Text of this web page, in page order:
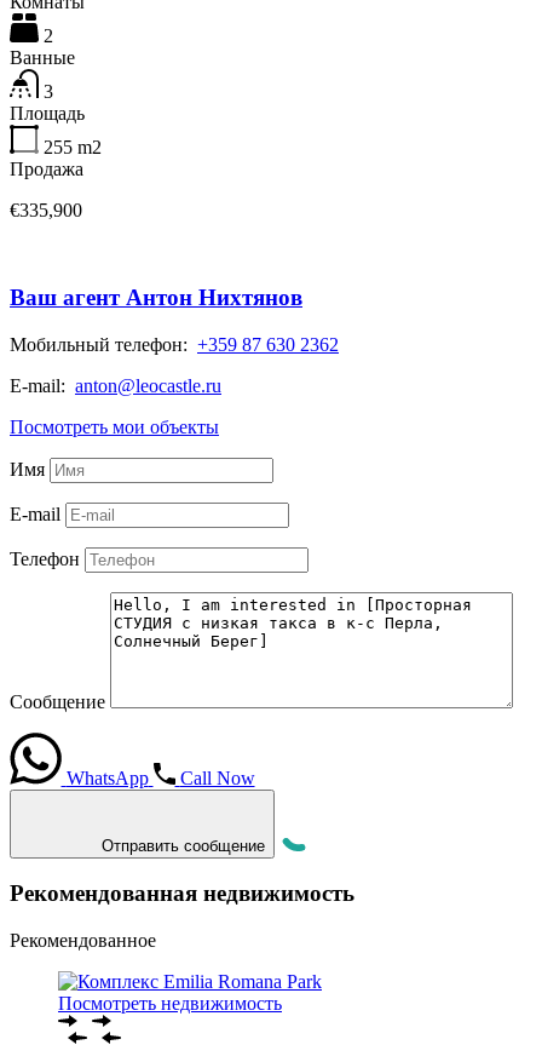
2
Ванные
3
Площадь
255 m2
Продажа
€335,900
Ваш агент Антон Нихтянов
Мобильный телефон: +359 87 630 2362
E-mail: anton@leocastle.ru
Посмотреть мои объекты
Имя
E-mail
Телефон
Сообщение
WhatsApp Call Now
Отправить сообщение
Рекомендованная недвижимость
Рекомендованное
Посмотреть недвижимость